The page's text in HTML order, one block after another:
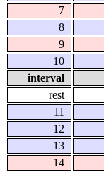
7
8
9
10
interval
rest
11
12
13
14